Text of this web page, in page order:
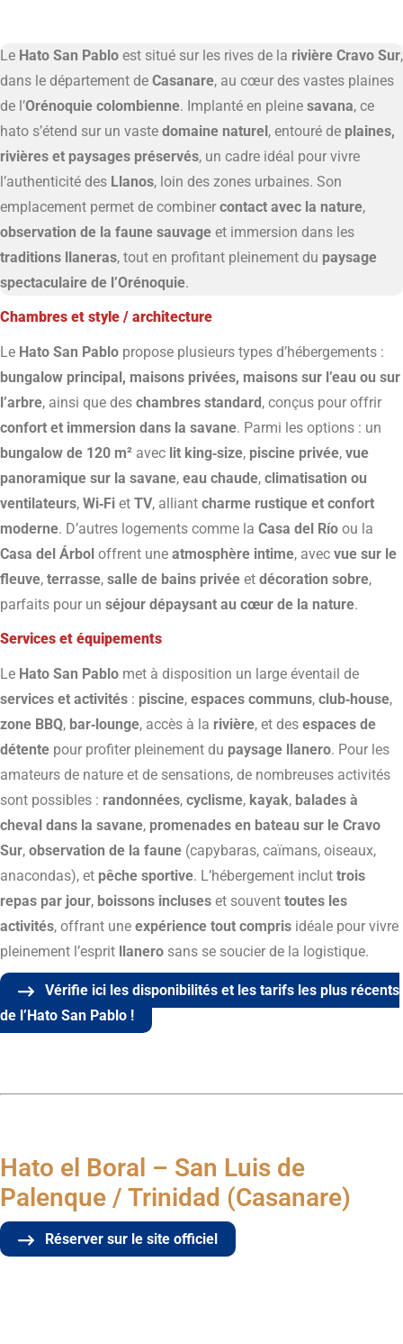
Le Hato San Pablo est situé sur les rives de la rivière Cravo Sur,
dans le département de Casanare, au cœur des vastes plaines
de l’Orénoquie colombienne. Implanté en pleine savana, ce
hato s’étend sur un vaste domaine naturel, entouré de plaines,
rivières et paysages préservés, un cadre idéal pour vivre
l’authenticité des Llanos, loin des zones urbaines. Son
emplacement permet de combiner contact avec la nature,
observation de la faune sauvage et immersion dans les
traditions llaneras, tout en profitant pleinement du paysage
spectaculaire de l’Orénoquie.
Chambres et style / architecture
Le Hato San Pablo propose plusieurs types d’hébergements :
bungalow principal, maisons privées, maisons sur l’eau ou sur
l’arbre, ainsi que des chambres standard, conçus pour offrir
confort et immersion dans la savane. Parmi les options : un
bungalow de 120 m² avec lit king‑size, piscine privée, vue
panoramique sur la savane, eau chaude, climatisation ou
ventilateurs, Wi‑Fi et TV, alliant charme rustique et confort
moderne. D’autres logements comme la Casa del Río ou la
Casa del Árbol offrent une atmosphère intime, avec vue sur le
fleuve, terrasse, salle de bains privée et décoration sobre,
parfaits pour un séjour dépaysant au cœur de la nature.
Services et équipements
Le Hato San Pablo met à disposition un large éventail de
services et activités : piscine, espaces communs, club‑house,
zone BBQ, bar‑lounge, accès à la rivière, et des espaces de
détente pour profiter pleinement du paysage llanero. Pour les
amateurs de nature et de sensations, de nombreuses activités
sont possibles : randonnées, cyclisme, kayak, balades à
cheval dans la savane, promenades en bateau sur le Cravo
Sur, observation de la faune (capybaras, caïmans, oiseaux,
anacondas), et pêche sportive. L’hébergement inclut trois
repas par jour, boissons incluses et souvent toutes les
activités, offrant une expérience tout compris idéale pour vivre
pleinement l’esprit
llanero sans se soucier de la logistique.
Vérifie ici les disponibilités et les tarifs les plus récents
de l’Hato San Pablo !
Hato el Boral – San Luis de
Palenque / Trinidad (Casanare)
Réserver sur le site officiel